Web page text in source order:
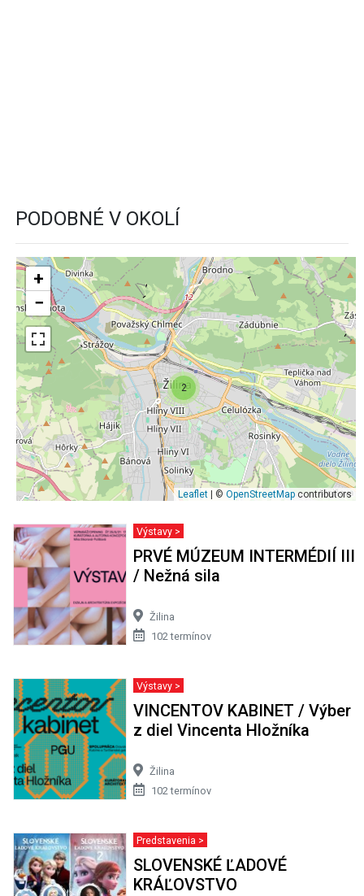
PODOBNÉ V OKOLÍ
2
+
−
Leaflet | © OpenStreetMap contributors
Výstavy >
PRVÉ MÚZEUM INTERMÉDIÍ III
/ Nežná sila
Žilina
102 termínov
Výstavy >
VINCENTOV KABINET / Výber
z diel Vincenta Hložníka
Žilina
102 termínov
Predstavenia >
SLOVENSKÉ ĽADOVÉ
KRÁĽOVSTVO